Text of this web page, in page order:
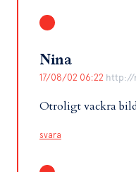
Nina
17/08/02 06:22 http://
Otroligt vackra
svara